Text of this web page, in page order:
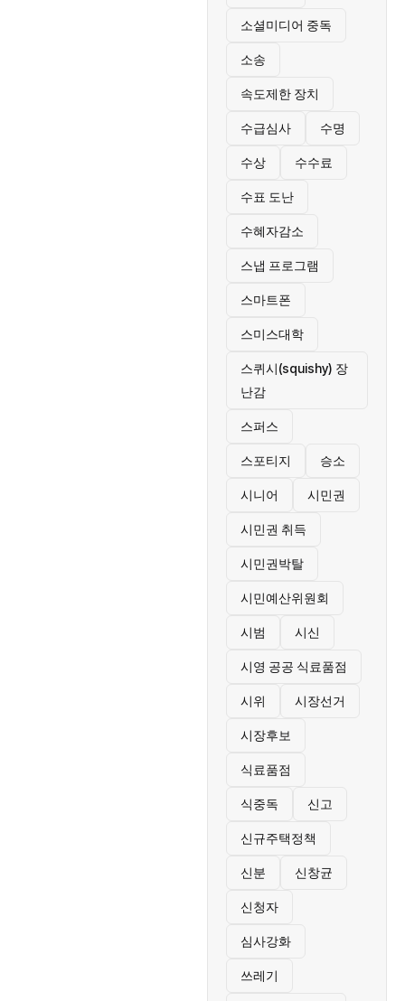
소셜미디어 중독
소송
속도제한 장치
수급심사 수명
수상 수수료
수표 도난
수혜자감소
스냅 프로그램
스마트폰
스미스대학
스퀴시(squishy) 장
난감
스퍼스
스포티지 승소
시니어 시민권
시민권 취득
시민권박탈
시민예산위원회
시범 시신
시영 공공 식료품점
시위 시장선거
시장후보
식료품점
식중독 신고
신규주택정책
신분 신창균
신청자
심사강화
쓰레기